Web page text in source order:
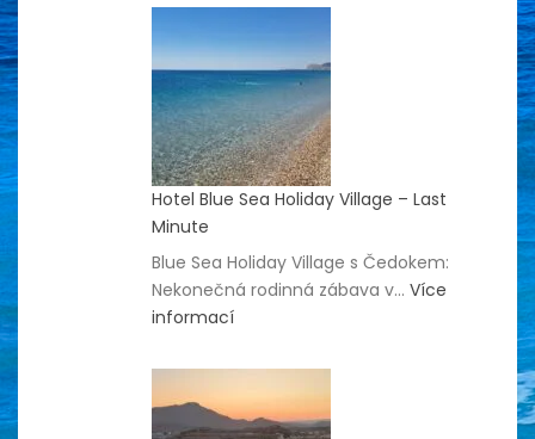
Hotel Blue Sea Holiday Village – Last
Minute
Blue Sea Holiday Village s Čedokem:
Nekonečná rodinná zábava v… Více
informací:
Blue
Sea
Holiday